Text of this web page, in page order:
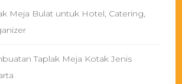
Meja Bulat untuk Hotel, Catering,
Taplak Meja Kotak Jenis